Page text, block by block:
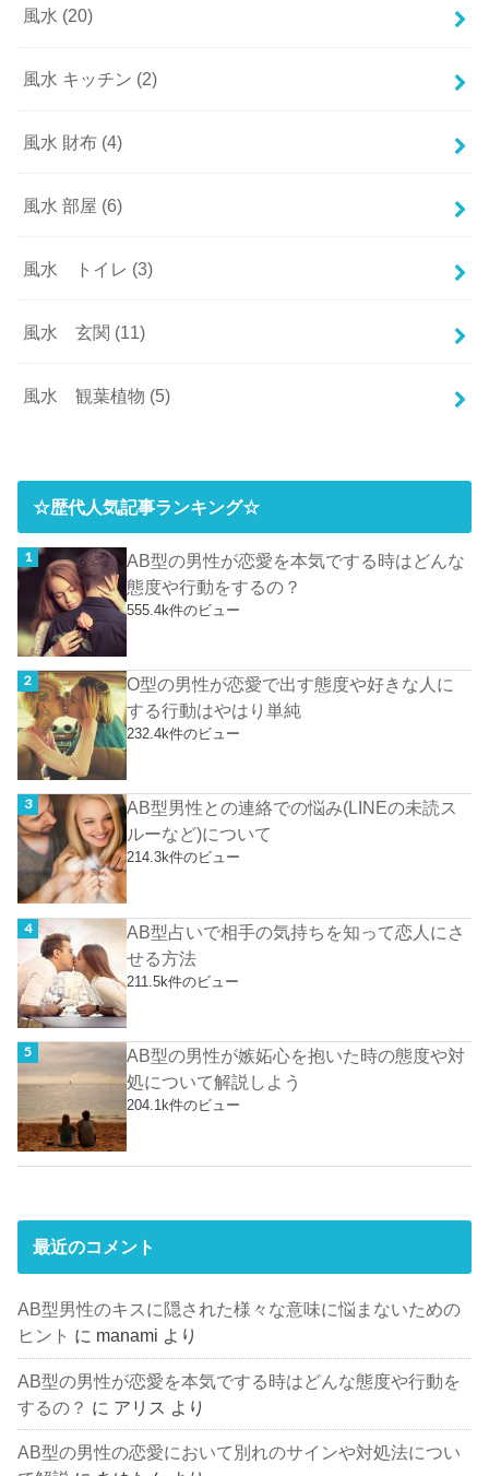
風水 (20)
風水 キッチン (2)
風水 財布 (4)
風水 部屋 (6)
風水 トイレ (3)
風水 玄関 (11)
風水 観葉植物 (5)
☆歴代人気記事ランキング☆
AB型の男性が恋愛を本気でする時はどんな
態度や行動をするの？
555.4k件のビュー
O型の男性が恋愛で出す態度や好きな人に
する行動はやはり単純
232.4k件のビュー
AB型男性との連絡での悩み(LINEの未読ス
ルーなど)について
214.3k件のビュー
AB型占いで相手の気持ちを知って恋人にさ
せる方法
211.5k件のビュー
AB型の男性が嫉妬心を抱いた時の態度や対
処について解説しよう
204.1k件のビュー
最近のコメント
AB型男性のキスに隠された様々な意味に悩まないための
ヒント に manami より
AB型の男性が恋愛を本気でする時はどんな態度や行動を
するの？ に アリス より
AB型の男性の恋愛において別れのサインや対処法につい